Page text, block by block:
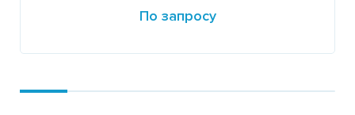
По запросу